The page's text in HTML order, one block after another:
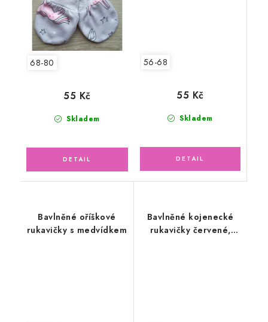
68-80
Skladem
55 Kč
56-68
Skladem
55 Kč
Bavlněné oříškové
rukavičky s medvídkem
Bavlněné kojenecké
rukavičky červené,